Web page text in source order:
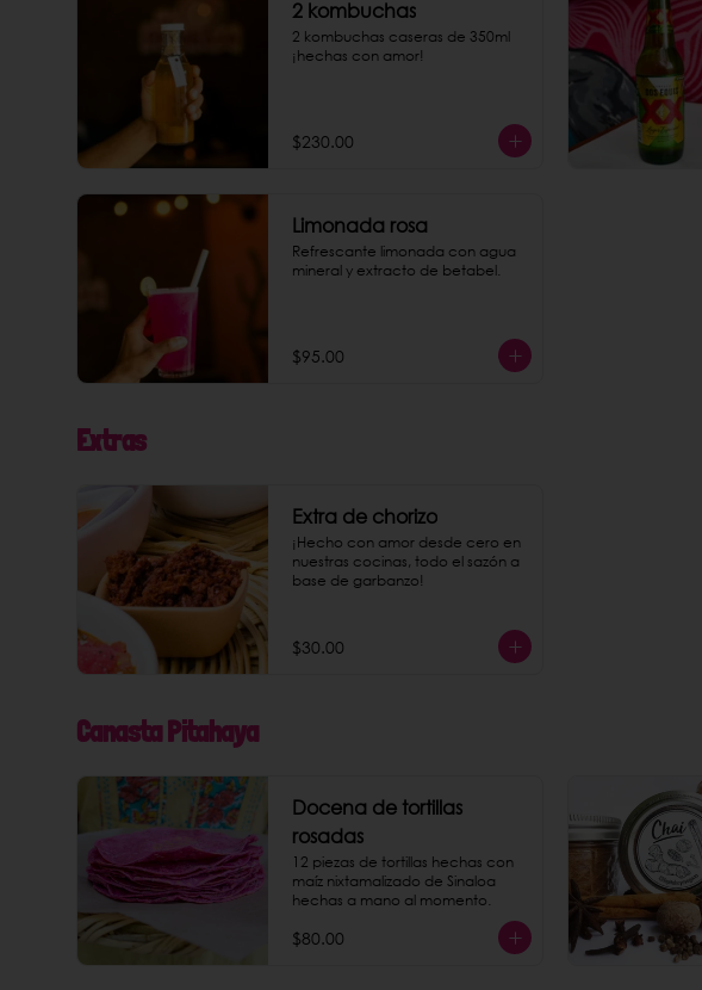
2 kombuchas
2 kombuchas caseras de 350ml
¡hechas con amor!
$230.00
Limonada rosa
Refrescante limonada con agua
mineral y extracto de betabel.
$95.00
Extras
Extra de chorizo
¡Hecho con amor desde cero en
nuestras cocinas, todo el sazón a
base de garbanzo!
$30.00
Canasta Pitahaya
Docena de tortillas
rosadas
12 piezas de tortillas hechas con
maíz nixtamalizado de Sinaloa
hechas a mano al momento.
$80.00